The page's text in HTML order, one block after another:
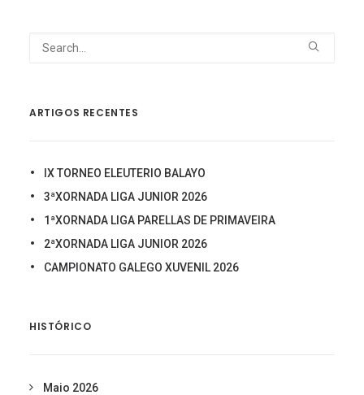
ARTIGOS RECENTES
IX TORNEO ELEUTERIO BALAYO
3ªXORNADA LIGA JUNIOR 2026
1ªXORNADA LIGA PARELLAS DE PRIMAVEIRA
2ªXORNADA LIGA JUNIOR 2026
CAMPIONATO GALEGO XUVENIL 2026
HISTÓRICO
Maio 2026